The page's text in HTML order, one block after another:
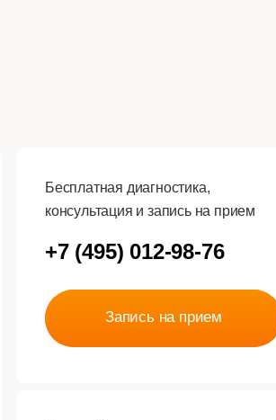
Бесплатная диагностика,
консультация и запись на прием
+7 (495) 012-98-76
Запись на прием